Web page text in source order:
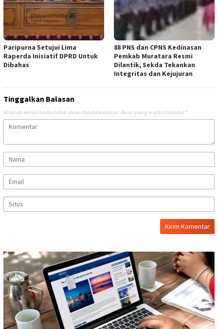
Paripurna Setujui Lima
Raperda Inisiatif DPRD Untuk
Dibahas
88 PNS dan CPNS Kedinasan
Pemkab Muratara Resmi
Dilantik, Sekda Tekankan
Integritas dan Kejujuran
Tinggalkan Balasan
Alamat email Anda tidak akan dipublikasikan. Ruas yang wajib ditandai *